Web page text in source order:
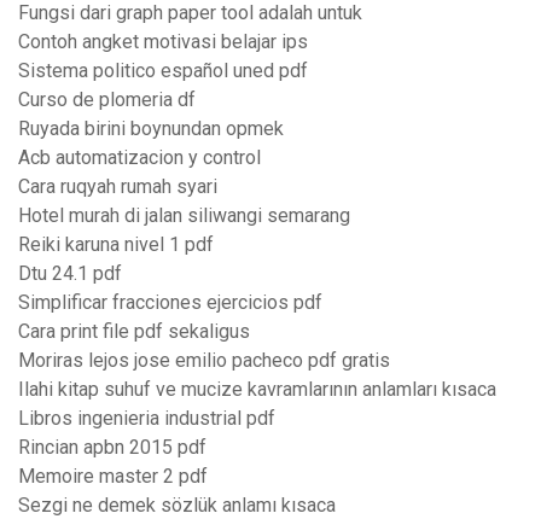
Fungsi dari graph paper tool adalah untuk
Contoh angket motivasi belajar ips
Sistema politico español uned pdf
Curso de plomeria df
Ruyada birini boynundan opmek
Acb automatizacion y control
Cara ruqyah rumah syari
Hotel murah di jalan siliwangi semarang
Reiki karuna nivel 1 pdf
Dtu 24.1 pdf
Simplificar fracciones ejercicios pdf
Cara print file pdf sekaligus
Moriras lejos jose emilio pacheco pdf gratis
Ilahi kitap suhuf ve mucize kavramlarının anlamları kısaca
Libros ingenieria industrial pdf
Rincian apbn 2015 pdf
Memoire master 2 pdf
Sezgi ne demek sözlük anlamı kısaca